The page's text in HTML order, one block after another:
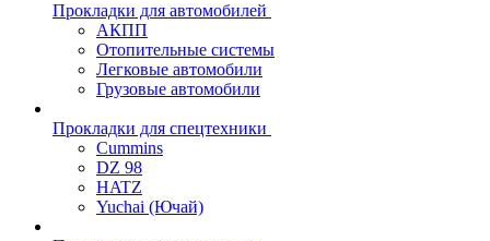
Прокладки для автомобилей
АКПП
Отопительные системы
Легковые автомобили
Грузовые автомобили
Прокладки для спецтехники
Cummins
DZ 98
HATZ
Yuchai (Ючай)